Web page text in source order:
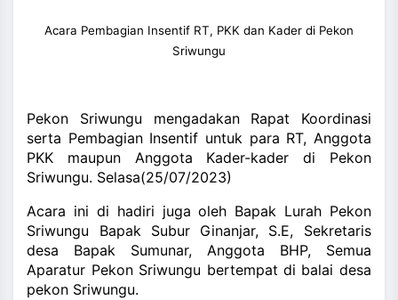
Acara Pembagian Insentif RT, PKK dan Kader di Pekon
Sriwungu
Pekon Sriwungu mengadakan Rapat Koordinasi
serta Pembagian Insentif untuk para RT, Anggota
PKK maupun Anggota Kader-kader di Pekon
Sriwungu. Selasa(25/07/2023)
Acara ini di hadiri juga oleh Bapak Lurah Pekon
Sriwungu Bapak Subur Ginanjar, S.E, Sekretaris
desa Bapak Sumunar, Anggota BHP, Semua
Aparatur Pekon Sriwungu bertempat di balai desa
pekon Sriwungu.